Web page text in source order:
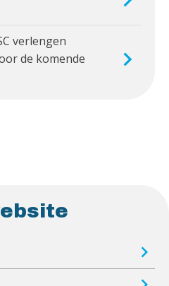
verlengen
de komende